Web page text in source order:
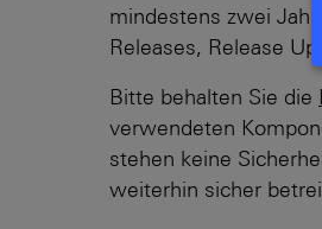
mindestens zwei
Releases, Release
Bitte behalten Sie die
verwendeten
stehen keine
weiterhin sicher